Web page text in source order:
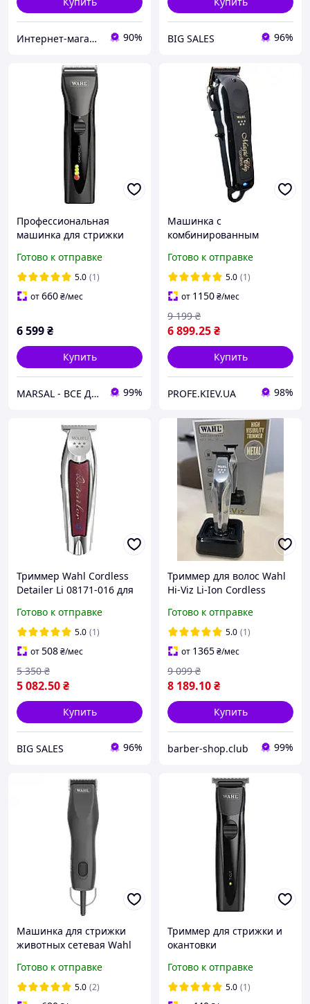
Интернет-магазин "Grandmarket24" 90% BIG SALES 96%
Профессиональная
машинка для стрижки
Black (1871-0473)
Готово к отправке
5.0 (1)
от660₴/мес
6 599₴
Купить
MARSAL - ВСЕ ДЛЯ САЛОНОВ КРАСОТЫ 99%
Машинка с
комбинированным
волос Wahl Magic Clip
Cordless 5 star Black
(3026434)
Готово к отправке
5.0 (1)
от 1150₴/мес
6 899.25₴
9 199 ₴
Купить
PROFE.KIEV.UA 98%
Триммер Wahl Cordless
Detailer Li 08171-016 для
стрижки,аккумуляторно-
сетевой,с T-образным
лезвием
Готово к отправке
5.0 (1)
от508₴/мес
5 082.50₴
5 350 ₴
Купить
BIG SALES 96%
Триммер для волос Wahl
Hi-Viz Li-Ion Cordless
Готово к отправке
5.0 (1)
от 1365₴/мес
8 189.10₴
9 099 ₴
Купить
barber-shop.club 99%
Машинка для стрижки
животных сетевая Wahl
Готово к отправке
5.0 (2)
Триммер для стрижки и
окантовки
Cut Total Black 1591-0465
Готово к отправке
5.0 (1)